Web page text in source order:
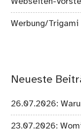
Werbung/Trigami
Neueste
26.07.2026:
23.07.2026: